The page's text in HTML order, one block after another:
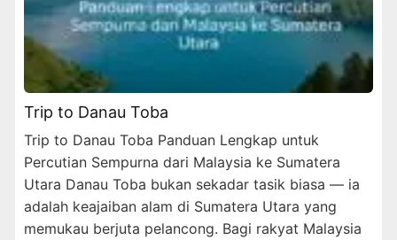
Trip to Danau Toba
Trip to Danau Toba Panduan Lengkap untuk
Percutian Sempurna dari Malaysia ke Sumatera
Utara Danau Toba bukan sekadar tasik biasa — ia
adalah keajaiban alam di Sumatera Utara yang
memukau berjuta pelancong. Bagi rakyat Malaysia